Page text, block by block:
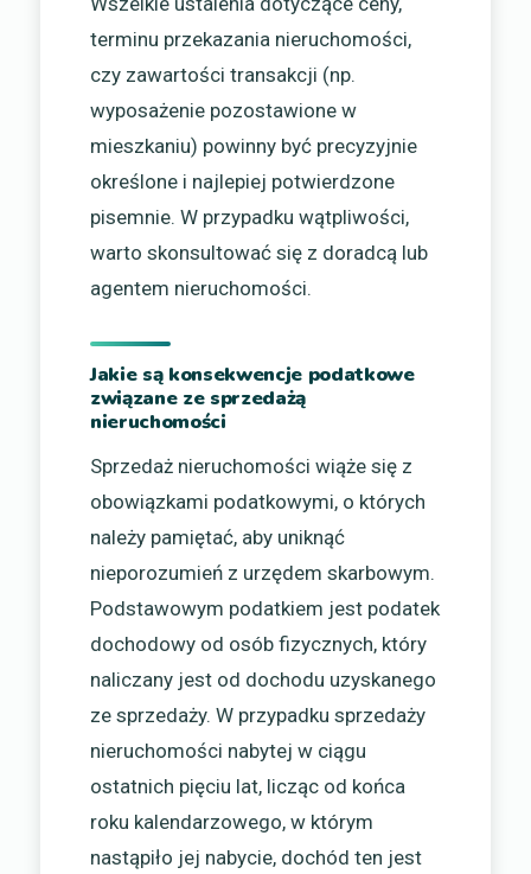
terminu przekazania nieruchomości,
czy zawartości transakcji (np.
wyposażenie pozostawione w
mieszkaniu) powinny być precyzyjnie
określone i najlepiej potwierdzone
pisemnie. W przypadku wątpliwości,
warto skonsultować się z doradcą lub
agentem nieruchomości.
Jakie są konsekwencje podatkowe
związane ze sprzedażą
nieruchomości
Sprzedaż nieruchomości wiąże się z
obowiązkami podatkowymi, o których
należy pamiętać, aby uniknąć
nieporozumień z urzędem skarbowym.
Podstawowym podatkiem jest podatek
dochodowy od osób fizycznych, który
naliczany jest od dochodu uzyskanego
ze sprzedaży. W przypadku sprzedaży
nieruchomości nabytej w ciągu
ostatnich pięciu lat, licząc od końca
roku kalendarzowego, w którym
nastąpiło jej nabycie, dochód ten jest